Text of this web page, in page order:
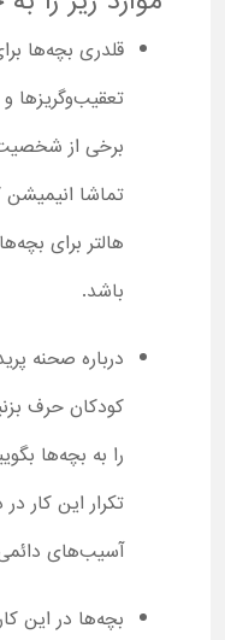
قلدری بچه‌ها
تعقیب‌وگریزها
برخی از
تماشا انیمیشن
باشد.
درباره صحنه
کودکان حرف
را به بچه‌ها
تکرار این کار
آسیب‌های
بچه‌ها در این